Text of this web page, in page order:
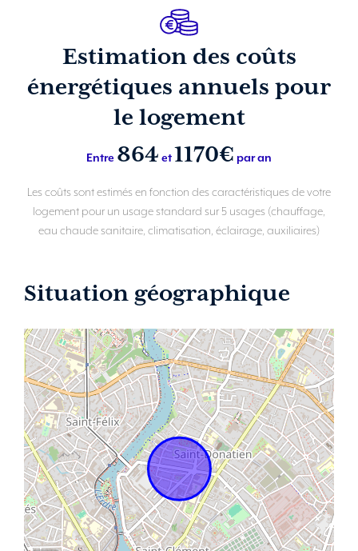
Estimation des coûts
énergétiques annuels pour
le logement
Entre 864 et1170€ par an
Les coûts sont estimés en fonction des caractéristiques de votre
logement pour un usage standard sur 5 usages (chauffage,
eau chaude sanitaire, climatisation, éclairage, auxiliaires)
Situation géographique